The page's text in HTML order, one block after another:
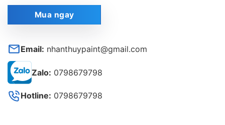
Mua ngay
Email: nhanthuypaint@gmail.com
Zalo: 0798679798
Hotline: 0798679798